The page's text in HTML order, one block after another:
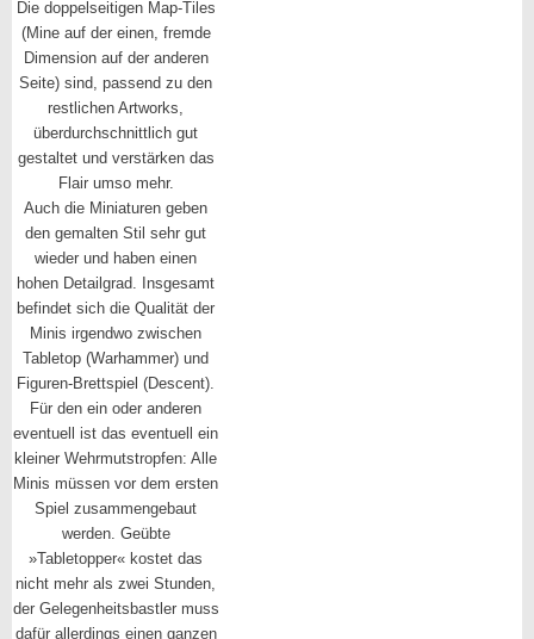
Die doppelseitigen Map-Tiles
(Mine auf der einen, fremde
Dimension auf der anderen
Seite) sind, passend zu den
restlichen Artworks,
überdurchschnittlich gut
gestaltet und verstärken das
Flair umso mehr.
Auch die Miniaturen geben
den gemalten Stil sehr gut
wieder und haben einen
hohen Detailgrad. Insgesamt
befindet sich die Qualität der
Minis irgendwo zwischen
Tabletop (Warhammer) und
Figuren-Brettspiel (Descent).
Für den ein oder anderen
eventuell ist das eventuell ein
kleiner Wehrmutstropfen: Alle
Minis müssen vor dem ersten
Spiel zusammengebaut
werden. Geübte
»Tabletopper« kostet das
nicht mehr als zwei Stunden,
der Gelegenheitsbastler muss
dafür allerdings einen ganzen